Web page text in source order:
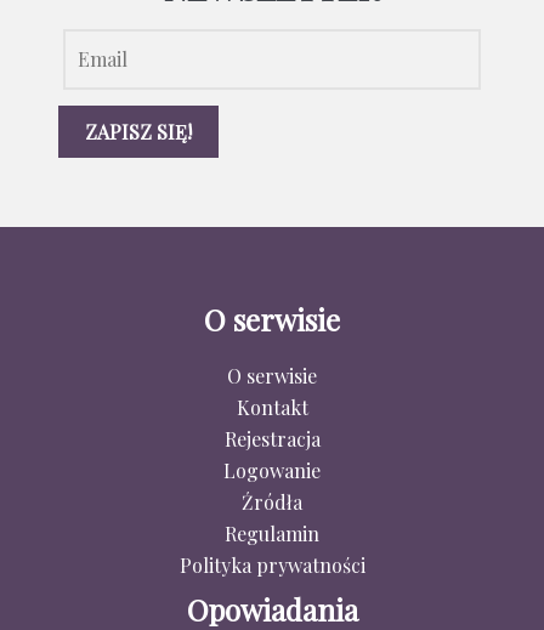
O serwisie
O serwisie
Kontakt
Rejestracja
Logowanie
Źródła
Regulamin
Polityka prywatności
Opowiadania